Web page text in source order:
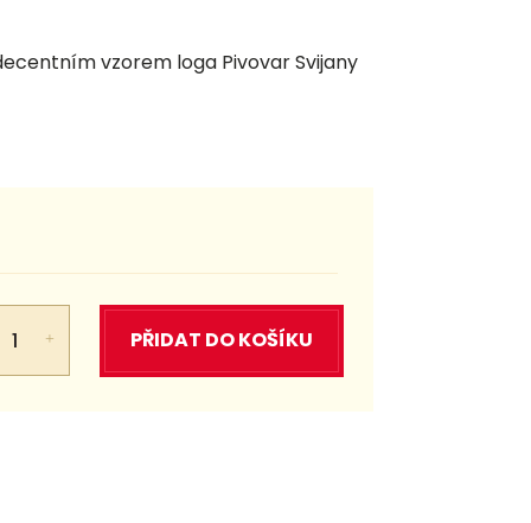
vzorem loga Pivovar Svijany
PŘIDAT DO KOŠÍKU